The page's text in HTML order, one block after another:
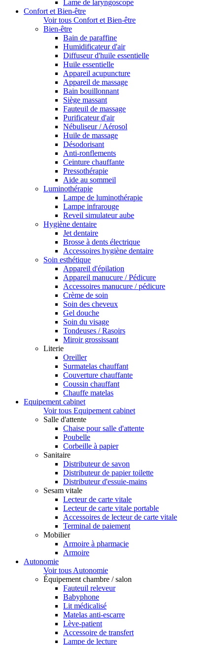
Lame de laryngoscope
Confort et Bien-être
Voir tous Confort et Bien-être
Bien-être
Bain de paraffine
Humidificateur d'air
Diffuseur d'huile essentielle
Huile essentielle
Appareil acupuncture
Appareil de massage
Bain bouillonnant
Siège massant
Fauteuil de massage
Purificateur d'air
Nébuliseur / Aérosol
Huile de massage
Désodorisant
Anti-ronflements
Ceinture chauffante
Pressothérapie
Aide au sommeil
Luminothérapie
Lampe de luminothérapie
Lampe infrarouge
Reveil simulateur aube
Hygiène dentaire
Jet dentaire
Brosse à dents électrique
Accessoires hygiène dentaire
Soin esthétique
Appareil d'épilation
Appareil manucure / Pédicure
Accessoires manucure / pédicure
Crème de soin
Soin des cheveux
Gel douche
Soin du visage
Tondeuses / Rasoirs
Miroir grossissant
Literie
Oreiller
Surmatelas chauffant
Couverture chauffante
Coussin chauffant
Chauffe matelas
Equipement cabinet
Voir tous Equipement cabinet
Salle d'attente
Chaise pour salle d'attente
Poubelle
Corbeille à papier
Sanitaire
Distributeur de savon
Distributeur de papier toilette
Distributeur d'essuie-mains
Sesam vitale
Lecteur de carte vitale
Lecteur de carte vitale portable
Accessoires de lecteur de carte vitale
Terminal de paiement
Mobilier
Armoire à pharmacie
Armoire
Autonomie
Voir tous Autonomie
Équipement chambre / salon
Fauteuil releveur
Babyphone
Lit médicalisé
Matelas anti-escarre
Lève-patient
Accessoire de transfert
Lampe de lecture